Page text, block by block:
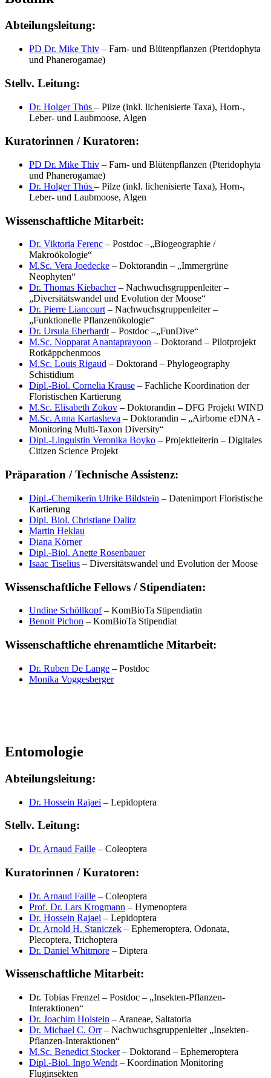
Abteilungsleitung:
PD Dr. Mike Thiv – Farn- und Blütenpflanzen (Pteridophyta
und Phanerogamae)
Stellv. Leitung:
Dr. Holger Thüs – Pilze (inkl. lichenisierte Taxa), Horn-,
Leber- und Laubmoose, Algen
Kuratorinnen / Kuratoren:
PD Dr. Mike Thiv – Farn- und Blütenpflanzen (Pteridophyta
und Phanerogamae)
Dr. Holger Thüs – Pilze (inkl. lichenisierte Taxa), Horn-,
Leber- und Laubmoose, Algen
Wissenschaftliche Mitarbeit:
Dr. Viktoria Ferenc – Postdoc –„Biogeographie /
Makroökologie“
M.Sc. Vera Joedecke – Doktorandin – „Immergrüne
Neophyten“
Dr. Thomas Kiebacher– Nachwuchsgruppenleiter –
„Diversitätswandel und Evolution der Moose“
Dr. Pierre Liancourt – Nachwuchsgruppenleiter –
„Funktionelle Pflanzenökologie“
Dr. Ursula Eberhardt – Postdoc –„FunDive“
M.Sc. Nopparat Anantaprayoon – Doktorand – Pilotprojekt
Rotkäppchenmoos
M.Sc. Louis Rigaud – Doktorand – Phylogeography
Schistidium
Dipl.-Biol. Cornelia Krause – Fachliche Koordination der
Floristischen Kartierung
M.Sc. Elisabeth Zokov – Doktorandin – DFG Projekt WIND
M.Sc. Anna Kartasheva – Doktorandin – „Airborne eDNA -
Monitoring Multi-Taxon Diversity“
Dipl.-Linguistin Veronika Boyko – Projektleiterin – Digitales
Citizen Science Projekt
Präparation / Technische Assistenz:
Dipl.-Chemikerin Ulrike Bildstein – Datenimport Floristische
Kartierung
Dipl. Biol. Christiane Dalitz
Martin Heklau
Diana Körner
Dipl.-Biol. Anette Rosenbauer
Isaac Tiselius – Diversitätswandel und Evolution der Moose
Wissenschaftliche Fellows / Stipendiaten:
Undine Schöllkopf– KomBioTa Stipendiatin
Benoit Pichon – KomBioTa Stipendiat
Wissenschaftliche ehrenamtliche Mitarbeit:
Dr. Ruben De Lange – Postdoc
Monika Voggesberger
Entomologie
Abteilungsleitung:
Dr. Hossein Rajaei – Lepidoptera
Stellv. Leitung:
Dr. Arnaud Faille – Coleoptera
Kuratorinnen / Kuratoren:
Dr. Arnaud Faille – Coleoptera
Prof. Dr. Lars Krogmann – Hymenoptera
Dr. Hossein Rajaei – Lepidoptera
Dr. Arnold H. Staniczek – Ephemeroptera, Odonata,
Plecoptera, Trichoptera
Dr. Daniel Whitmore – Diptera
Wissenschaftliche Mitarbeit:
Dr. Tobias Frenzel – Postdoc – „Insekten-Pflanzen-
Interaktionen“
Dr. Joachim Holstein – Araneae, Saltatoria
Dr. Michael C. Orr– Nachwuchsgruppenleiter „Insekten-
Pflanzen-Interaktionen“
M.Sc. Benedict Stocker– Doktorand – Ephemeroptera
Dipl.-Biol. Ingo Wendt – Koordination Monitoring
Fluginsekten